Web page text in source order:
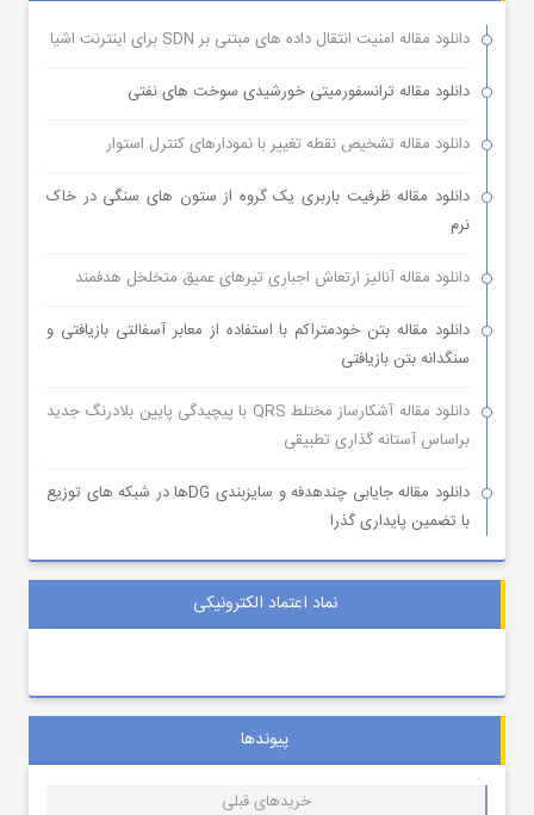
دانلود مقاله امنیت انتقال داده های مبتنی بر SDN برای اینترنت اشیا
دانلود مقاله ترانسفورمیتی خورشیدی سوخت های نفتی
دانلود مقاله تشخیص نقطه تغییر با نمودارهای کنترل استوار
دانلود مقاله ظرفیت باربری یک گروه از ستون های سنگی در خاک
نرم
دانلود مقاله آنالیز ارتعاش اجباری تیرهای عمیق متخلخل هدفمند
دانلود مقاله بتن خودمتراکم با استفاده از معابر آسفالتی بازیافتی و
سنگدانه بتن بازیافتی
دانلود مقاله آشکارساز مختلط QRS با پیچیدگی پایین بلادرنگ جدید
براساس آستانه گذاری تطبیقی
دانلود مقاله جایابی چندهدفه و سایزبندی DGها در شبکه های توزیع
با تضمین پایداری گذرا
نماد اعتماد الکترونیکی
پیوندها
خریدهای قبلی